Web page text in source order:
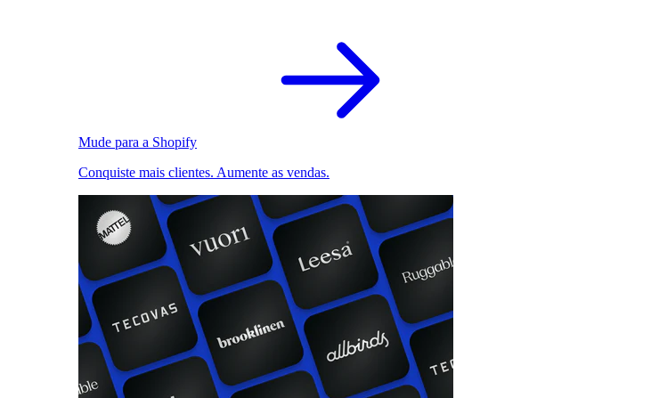
Mude para a Shopify
Conquiste mais clientes. Aumente as vendas.